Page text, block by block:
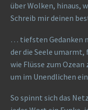
über Wolken, hinaus,
Schreib mir deinen
… tiefsten Gedanken
der die Seele
wie Flüsse zum Ozean
um im Unendlichen
So spinnt sich das